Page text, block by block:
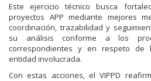
Este ejercicio técnico busca
proyectos APP mediante mejores
coordinación, trazabilidad y
su análisis conforme a los
correspondientes y en respeto de
entidad involucrada.
Con estas acciones, el VIPPD